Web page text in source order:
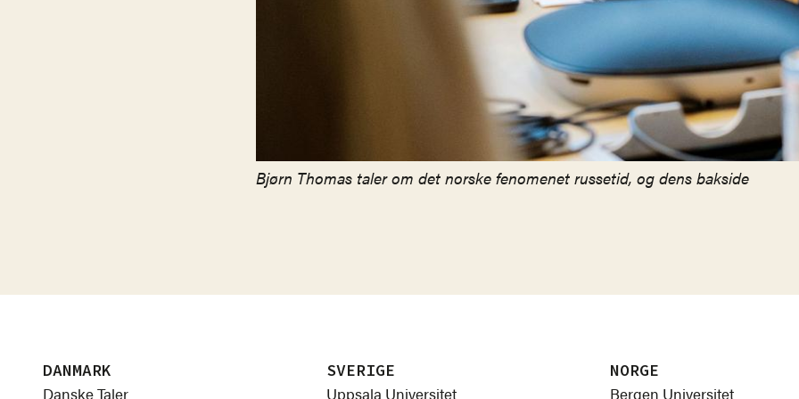
Bjørn Thomas taler om det norske fenomenet russetid, og dens bakside
DANMARK
Danske Taler
SVERIGE
Uppsala Universitet
NORGE
Bergen Universitet